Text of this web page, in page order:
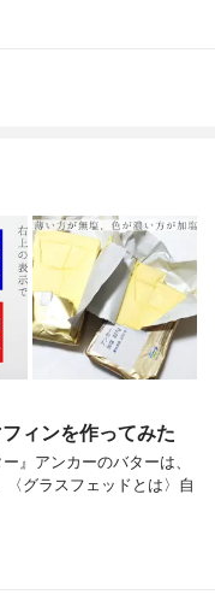
ィンを作ってみた
』アンカーのバターは、
グラスフェッドとは〉自